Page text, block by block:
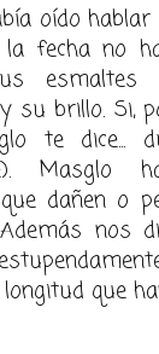
oído
fecha no
su brillo. Si,
te
dañen o
nos
que